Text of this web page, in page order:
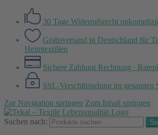
30 Tage Widerrufsrecht
Gratisversand in Deutschland für
Heimtextilien
Sichere Zahlung Rechnung ·
SSL-Verschlüsselung im gesamten
Zur Navigation springen Zum Inhalt springen
Suchen nach: